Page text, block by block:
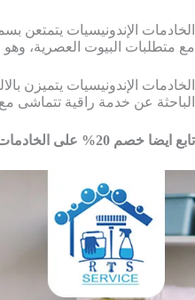
الخادمات الإندونيسيات يتمتعن
مع متطلبات البيوت العصرية،
الخادمات الإندونيسيات يتميزن
الباحثة عن خدمة راقية تتماشى
تابع ايضا خصم 20% على الخادمات النيجيريات من